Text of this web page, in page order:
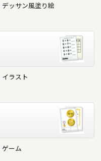
デッサン風塗り絵
イラスト
ゲーム